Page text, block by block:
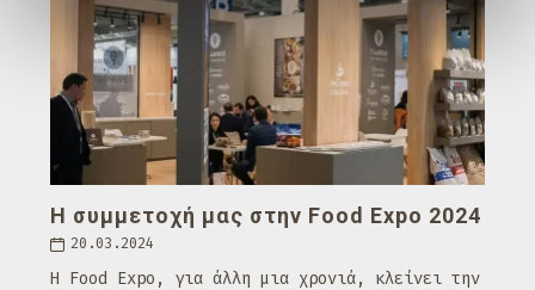
Η συμμετοχή μας στην Food Expo 2024
20.03.2024
Η Food Expo, για άλλη μια χρονιά, κλείνει την